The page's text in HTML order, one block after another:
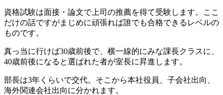
資格試験は面接・論文で上司の推薦を得て受験します。ここ
だけの話ですがまじめに頑張れば誰でも合格できるレベルの
ものです。
真っ当に行けば30歳前後で、横一線的にみな課長クラスに、
40歳前後になると選ばれた者が室長に昇進します。
部長は3年くらいで交代。そこから本社役員、子会社出向、
海外関連会社出向に分かれます。